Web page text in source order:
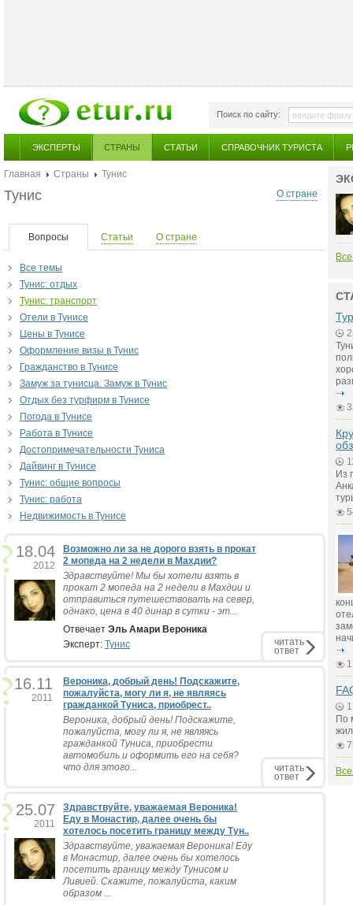
Поиск по сайту:
ЭКСПЕРТЫ СТРАНЫ СТАТЬИ СПРАВОЧНИК ТУРИСТА
Главная Страны
Тунис
О стране
Тунис
Вопросы Статьи О стране
Все темы
Тунис: отдых
Тунис: транспорт
Отели в Тунисе
Цены в Тунисе
Оформление визы в Тунис
Гражданство в Тунисе
Замуж за тунисца. Замуж в Тунис
Отдых без турфирм в Тунисе
Погода в Тунисе
Работа в Тунисе
Достопримечательности Туниса
Дайвинг в Тунисе
Тунис: общие вопросы
Тунис: работа
Недвижимость в Тунисе
18.04
2012
Возможно ли за не дорого взять в прокат
2 мопеда на 2 недели в Махдии?
Здравствуйте! Мы бы хотели взять в
прокат 2 мопеда на 2 недели в Махдии и
отправиться путешествовать на север,
однако, цена в 40 динар в сутки - эт...
Отвечает Эль Амари Вероника
Эксперт: Тунис читать
ответ
16.11
2011
Вероника, добрый день! Подскажите,
пожалуйста, могу ли я, не являясь
гражданкой Туниса, приобрест..
Вероника, добрый день! Подскажите,
пожалуйста, могу ли я, не являясь
гражданкой Туниса, приобрести
автомобиль и оформить его на себя?
что для этого...
читать
ответ
25.07
2011
Здравствуйте, уважаемая Вероника!
Еду в Монастир, далее очень бы
хотелось посетить границу между Тун..
Здравствуйте, уважаемая Вероника! Еду
в Монастир, далее очень бы хотелось
посетить границу между Тунисом и
Ливией. Скажите, пожалуйста, каким
образом ...
Из
По